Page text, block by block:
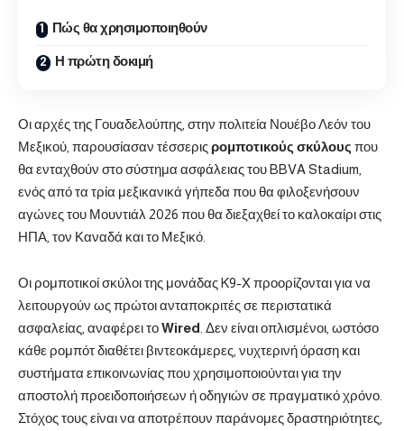
Πώς θα χρησιμοποιηθούν
Η πρώτη δοκιμή
Οι αρχές της Γουαδελούπης, στην πολιτεία Νουέβο Λεόν του
Μεξικού, παρουσίασαν τέσσεριςρομποτικούς σκύλους που
θα ενταχθούν στο σύστημα ασφάλειας του BBVA Stadium,
ενός από τα τρία μεξικανικά γήπεδα που θα φιλοξενήσουν
αγώνες του Μουντιάλ 2026 που θα διεξαχθεί το καλοκαίρι στις
ΗΠΑ, τον Καναδά και το Μεξικό.
Οι ρομποτικοί σκύλοι της μονάδας K9-X προορίζονται για να
λειτουργούν ως πρώτοι ανταποκριτές σε περιστατικά
ασφαλείας, αναφέρει τοWired . Δεν είναι οπλισμένοι, ωστόσο
κάθε ρομπότ διαθέτει βιντεοκάμερες, νυχτερινή όραση και
συστήματα επικοινωνίας που χρησιμοποιούνται για την
αποστολή προειδοποιήσεων ή οδηγιών σε πραγματικό χρόνο.
Στόχος τους είναι να αποτρέπουν παράνομες δραστηριότητες,